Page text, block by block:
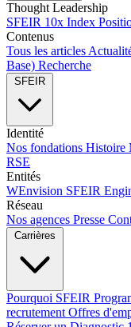
Thought Leadership
SFEIR 10x Index
Contenus
Tous les articles
Base) Recherche
SFEIR
Identité
Nos fondations Histoire
RSE
Entités
WEnvision SFEIR
Réseau
Nos agences Presse
Carrières
Pourquoi SFEIR
recrutement Offres